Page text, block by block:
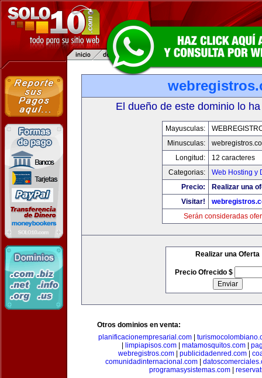
El dueño de este dominio lo
Mayusculas:
Minusculas:
Longitud:
12 caracteres
Categorias:
Web Hosting y
Precio:
Realizar una
Visitar!
Serán consideradas
Realizar una Oferta
Precio Ofrecido $
Otros dominios en venta:
planificacionempresarial.com
limpiapisos.com| matamosquitos.com|
webregistros.com| publicidadenred.com|
comunidadinternacional.com
programasysistemas.com|